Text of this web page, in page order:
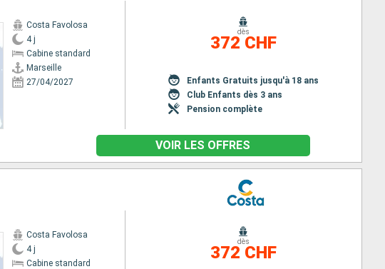
Costa Favolosa
4 j
Cabine standard
Marseille
27/04/2027
dès
372 CHF
Enfants Gratuits jusqu'à 18 ans
Club Enfants dès 3 ans
Pension complète
VOIR LES OFFRES
Costa Favolosa
4 j
Cabine standard
dès
372 CHF